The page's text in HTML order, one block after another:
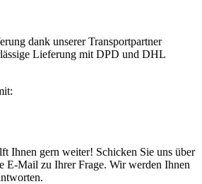
dank unserer Transportpartner
Lieferung mit DPD und DHL
Ihnen gern weiter! Schicken Sie uns über
E-Mail zu Ihrer Frage. Wir werden Ihnen